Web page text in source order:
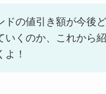
ドの値引き額が今後ど
いくのか、これから紹
よ！